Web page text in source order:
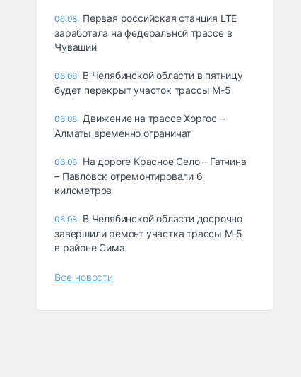
06.08 Первая российская станция LTE
заработала на федеральной трассе в
Чувашии
06.08 В Челябинской области в пятницу
будет перекрыт участок трассы М-5
06.08 Движение на трассе Хоргос –
Алматы временно ограничат
06.08 На дороге Красное Село – Гатчина
– Павловск отремонтировали 6
километров
06.08 В Челябинской области досрочно
завершили ремонт участка трассы М‑5
в районе Сима
Все новости